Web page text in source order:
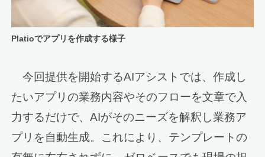
Platioでアプリを作成する様子
今回提供を開始するAIアシストでは、作成し
たいアプリの業務内容やそのフローを文章で入
力するだけで、AIがそのニーズを解釈し業務ア
プリを自動生成。これにより、テンプレートの